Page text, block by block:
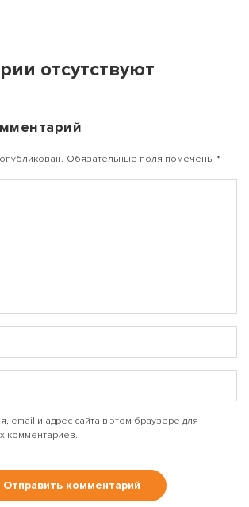
отсутствуют
Обязательные поля помечены *
email и адрес сайта в этом браузере для
комментариев.